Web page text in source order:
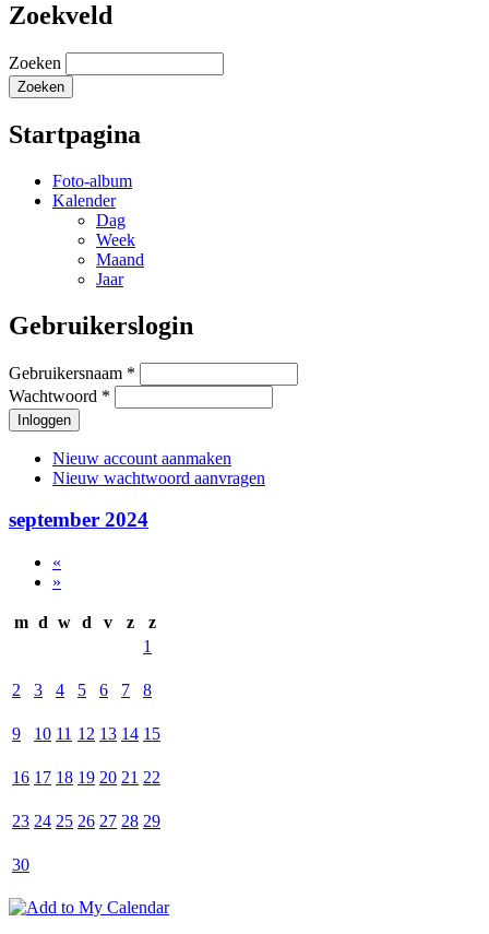
Zoekveld
Zoeken
Startpagina
Foto-album
Kalender
Dag
Week
Maand
Jaar
Gebruikerslogin
Gebruikersnaam *
Wachtwoord *
Nieuw account aanmaken
Nieuw wachtwoord aanvragen
september 2024
«
»
m d w d v z
z
1
2 3 4 5 6 7 8
9 10 11 12 13 14 15
16 17 18 19 20 21 22
23 24 25 26 27 28 29
30